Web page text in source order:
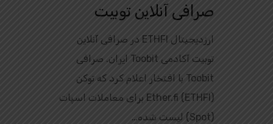
صرافی آنلاین توبیت
ارزدیجیتال ETHFI در صرافی آنلاین
توبیت آکادمی Toobit ایران. صرافی
Toobit با افتخار اعلام کرد که توکن
Ether.fi (ETHFI) برای معاملات اسپات
(Spot) لیست شده…